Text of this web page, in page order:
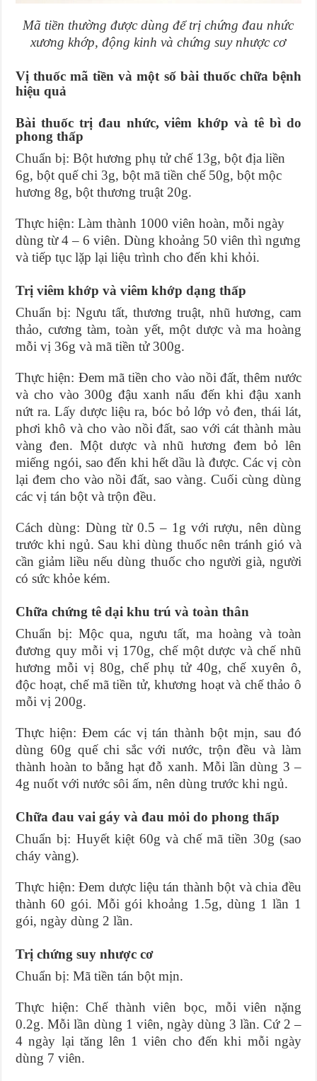
Mã tiền thường được dùng để trị chứng đau nhức
xương khớp, động kinh và chứng suy nhược cơ
Vị thuốc mã tiền và một số bài thuốc chữa bệnh
hiệu quả
Bài thuốc trị đau nhức, viêm khớp và tê bì do
phong thấp
Chuẩn bị: Bột hương phụ tử chế 13g, bột địa liền
6g, bột quế chi 3g, bột mã tiền chế 50g, bột mộc
hương 8g, bột thương truật 20g.
Thực hiện: Làm thành 1000 viên hoàn, mỗi ngày
dùng từ 4 – 6 viên. Dùng khoảng 50 viên thì ngưng
và tiếp tục lặp lại liệu trình cho đến khi khỏi.
Trị viêm khớp và viêm khớp dạng thấp
Chuẩn bị: Ngưu tất, thương truật, nhũ hương, cam
thảo, cương tàm, toàn yết, một dược và ma hoàng
mỗi vị 36g và mã tiền tử 300g.
Thực hiện: Đem mã tiền cho vào nồi đất, thêm nước
và cho vào 300g đậu xanh nấu đến khi đậu xanh
nứt ra. Lấy dược liệu ra, bóc bỏ lớp vỏ đen, thái lát,
phơi khô và cho vào nồi đất, sao với cát thành màu
vàng đen. Một dược và nhũ hương đem bỏ lên
miếng ngói, sao đến khi hết dầu là được. Các vị còn
lại đem cho vào nồi đất, sao vàng. Cuối cùng dùng
các vị tán bột và trộn đều.
Cách dùng: Dùng từ 0.5 – 1g với rượu, nên dùng
trước khi ngủ. Sau khi dùng thuốc nên tránh gió và
cần giảm liều nếu dùng thuốc cho người già, người
có sức khỏe kém.
Chữa chứng tê dại khu trú và toàn thân
Chuẩn bị: Mộc qua, ngưu tất, ma hoàng và toàn
đương quy mỗi vị 170g, chế một dược và chế nhũ
hương mỗi vị 80g, chế phụ tử 40g, chế xuyên ô,
độc hoạt, chế mã tiền tử, khương hoạt và chế thảo ô
mỗi vị 200g.
Thực hiện: Đem các vị tán thành bột mịn, sau đó
dùng 60g quế chi sắc với nước, trộn đều và làm
thành hoàn to bằng hạt đỗ xanh. Mỗi lần dùng 3 –
4g nuốt với nước sôi ấm, nên dùng trước khi ngủ.
Chữa đau vai gáy và đau mỏi do phong thấp
Chuẩn bị: Huyết kiệt 60g và chế mã tiền 30g (sao
cháy vàng).
Thực hiện: Đem dược liệu tán thành bột và chia đều
thành 60 gói. Mỗi gói khoảng 1.5g, dùng 1 lần 1
gói, ngày dùng 2 lần.
Trị chứng suy nhược cơ
Chuẩn bị: Mã tiền tán bột mịn.
Thực hiện: Chế thành viên bọc, mỗi viên nặng
0.2g. Mỗi lần dùng 1 viên, ngày dùng 3 lần. Cứ 2 –
4 ngày lại tăng lên 1 viên cho đến khi mỗi ngày
dùng 7 viên.